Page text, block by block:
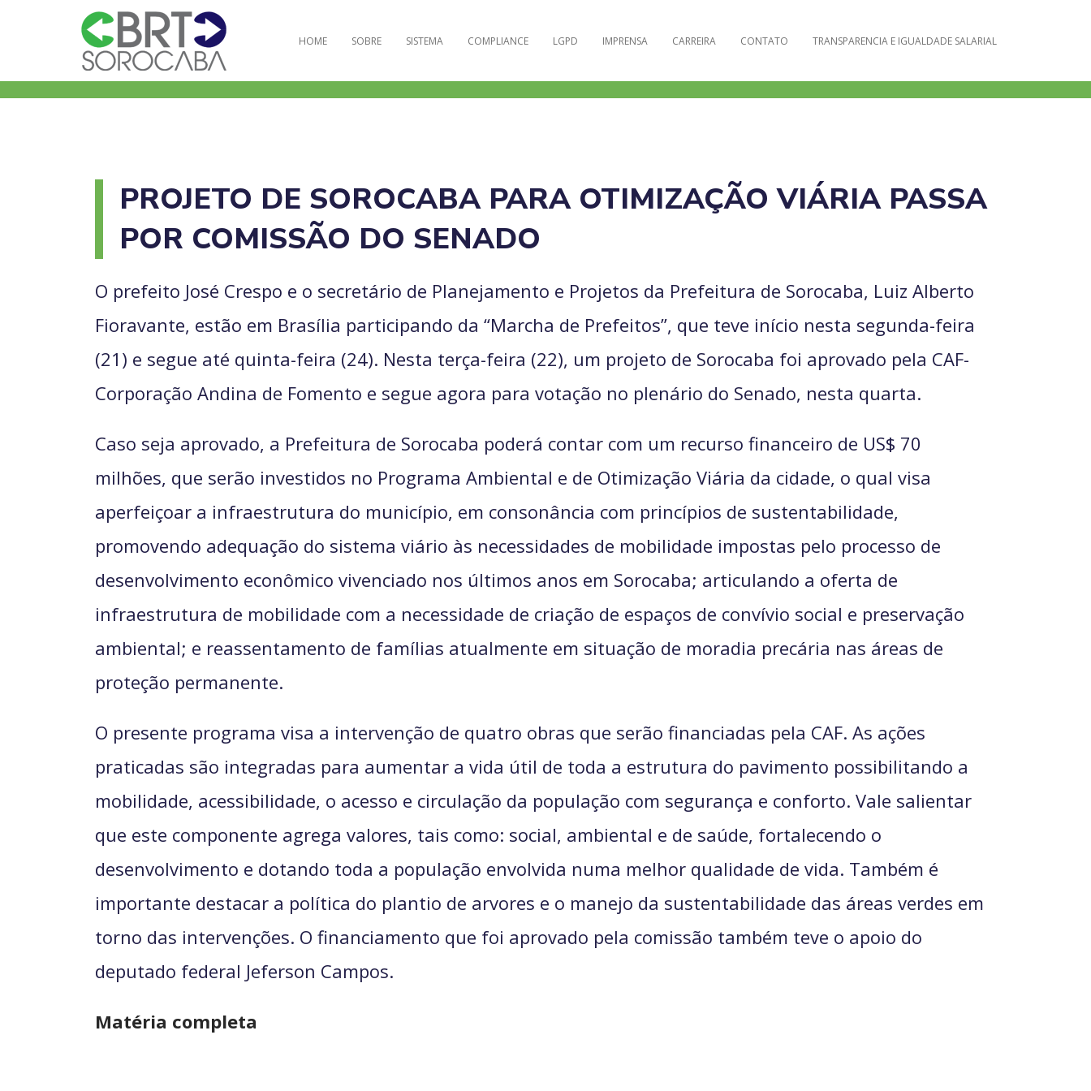
HOME SOBRE SISTEMA COMPLIANCE LGPD IMPRENSA CARREIRA CONTATO TRANSPARENCIA E IGUALDADE SALARIAL
PROJETO DE SOROCABA PARA OTIMIZAÇÃO VIÁRIA PASSA
POR COMISSÃO DO SENADO
O prefeito José Crespo e o secretário de Planejamento e Projetos da Prefeitura de Sorocaba, Luiz Alberto
Fioravante, estão em Brasília participando da “Marcha de Prefeitos”, que teve início nesta segunda-feira
(21) e segue até quinta-feira (24). Nesta terça-feira (22), um projeto de Sorocaba foi aprovado pela CAF-
Corporação Andina de Fomento e segue agora para votação no plenário do Senado, nesta quarta.
Caso seja aprovado, a Prefeitura de Sorocaba poderá contar com um recurso financeiro de US$ 70
milhões, que serão investidos no Programa Ambiental e de Otimização Viária da cidade, o qual visa
aperfeiçoar a infraestrutura do município, em consonância com princípios de sustentabilidade,
promovendo adequação do sistema viário às necessidades de mobilidade impostas pelo processo de
desenvolvimento econômico vivenciado nos últimos anos em Sorocaba; articulando a oferta de
infraestrutura de mobilidade com a necessidade de criação de espaços de convívio social e preservação
ambiental; e reassentamento de famílias atualmente em situação de moradia precária nas áreas de
proteção permanente.
O presente programa visa a intervenção de quatro obras que serão financiadas pela CAF. As ações
praticadas são integradas para aumentar a vida útil de toda a estrutura do pavimento possibilitando a
mobilidade, acessibilidade, o acesso e circulação da população com segurança e conforto. Vale salientar
que este componente agrega valores, tais como: social, ambiental e de saúde, fortalecendo o
desenvolvimento e dotando toda a população envolvida numa melhor qualidade de vida. Também é
importante destacar a política do plantio de arvores e o manejo da sustentabilidade das áreas verdes em
torno das intervenções. O financiamento que foi aprovado pela comissão também teve o apoio do
deputado federal Jeferson Campos.
Matéria completa